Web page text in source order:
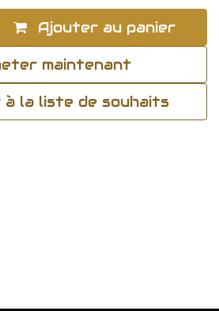
Ajouter au panier
maintenant
la liste de souhaits